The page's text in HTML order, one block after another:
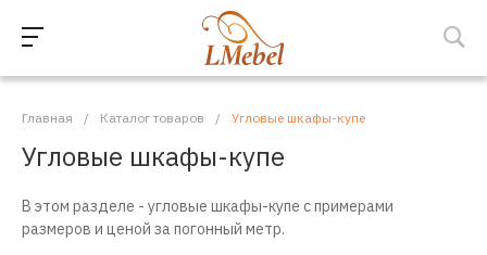
Главная / Каталог товаров / Угловые шкафы-купе
Угловые шкафы-купе
В этом разделе - угловые шкафы-купе с примерами
размеров и ценой за погонный метр.